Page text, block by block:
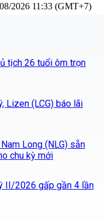
2026 11:33 (GMT+7)
tịch 26 tuổi ôm trọn
Lizen (LCG) báo lãi
Long (NLG) sẵn
chu kỳ mới
II/2026 gấp gần 4 lần